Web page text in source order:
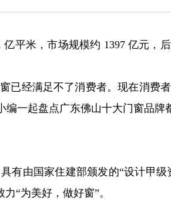
平米，市场规模约 1397 亿元，
已经满足不了消费者。现在消费
一起盘点广东佛山十大门窗品牌
由国家住建部颁发的“设计甲级
“为美好，做好窗”。